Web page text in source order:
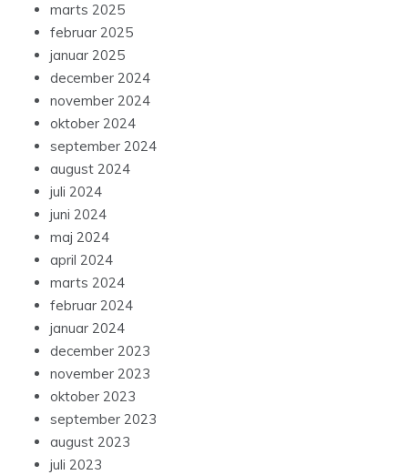
marts 2025
februar 2025
januar 2025
december 2024
november 2024
oktober 2024
september 2024
august 2024
juli 2024
juni 2024
maj 2024
april 2024
marts 2024
februar 2024
januar 2024
december 2023
november 2023
oktober 2023
september 2023
august 2023
juli 2023